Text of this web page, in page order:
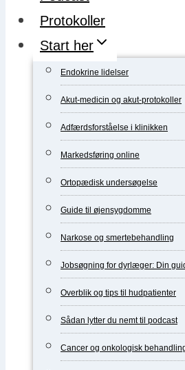
Protokoller
Start her
Endokrine lidelser
Akut-medicin og akut-protokoller
Adfærdsforståelse i klinikken
Markedsføring online
Ortopædisk undersøgelse
Guide til øjensygdomme
Narkose og smertebehandling
Jobsøgning for dyrlæger: Din
Overblik og tips til hudpatienter
Sådan lytter du nemt til podcast
Cancer og onkologisk